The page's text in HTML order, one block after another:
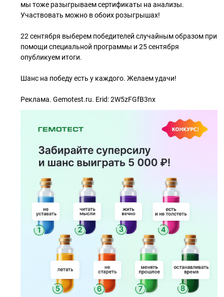
мы тоже разыгрываем сертификаты на анализы.
Участвовать можно в обоих розыгрышах!
22 сентября выберем победителей случайным образом при
помощи специальной программы и 25 сентября
опубликуем итоги.
Шанс на победу есть у каждого. Желаем удачи!
Реклама. Gemotest.ru. Erid: 2W5zFGfB3nx